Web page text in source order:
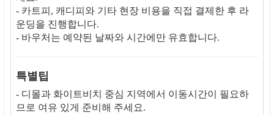
- 카트피, 캐디피와 기타 현장 비용을 직접 결제한 후 라
운딩을 진행합니다.
- 바우처는 예약된 날짜와 시간에만 유효합니다.
특별팁
- 디몰과 화이트비치 중심 지역에서 이동시간이 필요하
므로 여유 있게 준비해 주세요.